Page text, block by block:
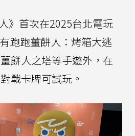
》首次在2025台北電玩
跑跑薑餅人：烤箱大逃
餅人之塔等手遊外，在
戰卡牌可試玩。